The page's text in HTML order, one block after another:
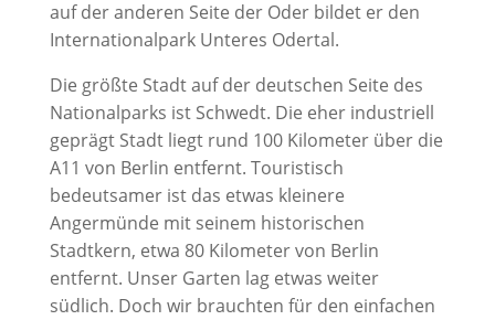
auf der anderen Seite der Oder bildet er den
Internationalpark Unteres Odertal.
Die größte Stadt auf der deutschen Seite des
Nationalparks ist Schwedt. Die eher industriell
geprägt Stadt liegt rund 100 Kilometer über die
A11 von Berlin entfernt. Touristisch
bedeutsamer ist das etwas kleinere
Angermünde mit seinem historischen
Stadtkern, etwa 80 Kilometer von Berlin
entfernt. Unser Garten lag etwas weiter
südlich. Doch wir brauchten für den einfachen